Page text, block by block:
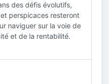
des défis évolutifs,
perspicaces resteront
naviguer sur la voie de
et de la rentabilité.